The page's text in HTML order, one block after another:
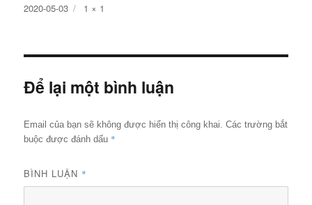
Đăng
2020-05-03
Kích
đủ
1 × 1
Để lại một bình luận
Email của bạn sẽ không được hiển thị công khai. Các trường bắt
buộc được đánh dấu *
BÌNH LUẬN *